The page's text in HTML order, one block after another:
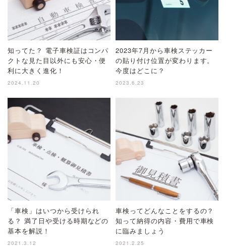
知ってた？ 電子車検証はコンパ
クトな見た目以外にも安心・便
利に大きく進化！
2024.11.20
2023年7月から車検ステッカー
の貼り付け位置が変わります。
今度はどこに？
2023.6.23
「車検」はいつから受けられ
る？ 満了日や受ける時期などの
基本を解説！
2021.3.12
車検ってどんなことをするの？
知って納得の内容・費用で車検
に臨みましょう
2021.2.25